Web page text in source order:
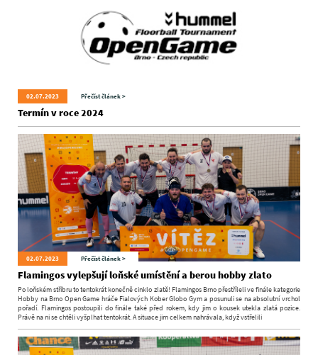
02.07.2023 Přečíst článek >
Termín v roce 2024
02.07.2023 Přečíst článek >
Flamingos vylepšují loňské umístění a berou hobby zlato
Po loňském stříbru to tentokrát konečně cinklo zlatě! Flamingos Brno přestříleli ve finále kategorie
Hobby na Brno Open Game hráče Fialových Kober Globo Gym a posunuli se na absolutní vrchol
pořadí. Flamingos postoupili do finále také před rokem, kdy jim o kousek utekla zlatá pozice.
Právě na ni se chtěli vyšplhat tentokrát. A situace jim celkem nahrávala, když vstřelili